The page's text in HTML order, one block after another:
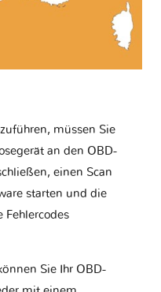
müssen Sie
an den OBD-
einen Scan
starten und die
Fehlercodes
Sie Ihr OBD-